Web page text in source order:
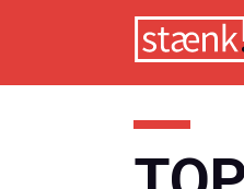
to